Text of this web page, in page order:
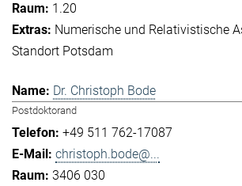
1.20
Numerische und Relativistische
Standort Potsdam
Dr. Christoph Bode
Postdoktorand
+49 511 762-17087
christoph.bode@...
3406 030